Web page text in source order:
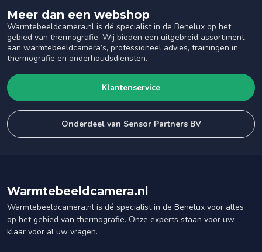
Meer dan een webshop
Warmtebeeldcamera.nl is dé specialist in de Benelux op het
gebied van thermografie. Wij bieden een uitgebreid assortiment
aan warmtebeeldcamera’s, professioneel advies, trainingen in
thermografie en onderhoudsdiensten.
Klantenservice
Onderdeel van Sensor Partners BV
Warmtebeeldcamera.nl
Warmtebeeldcamera.nl is dé specialist in de Benelux voor alles
op het gebied van thermografie. Onze experts staan voor uw
klaar voor al uw vragen.